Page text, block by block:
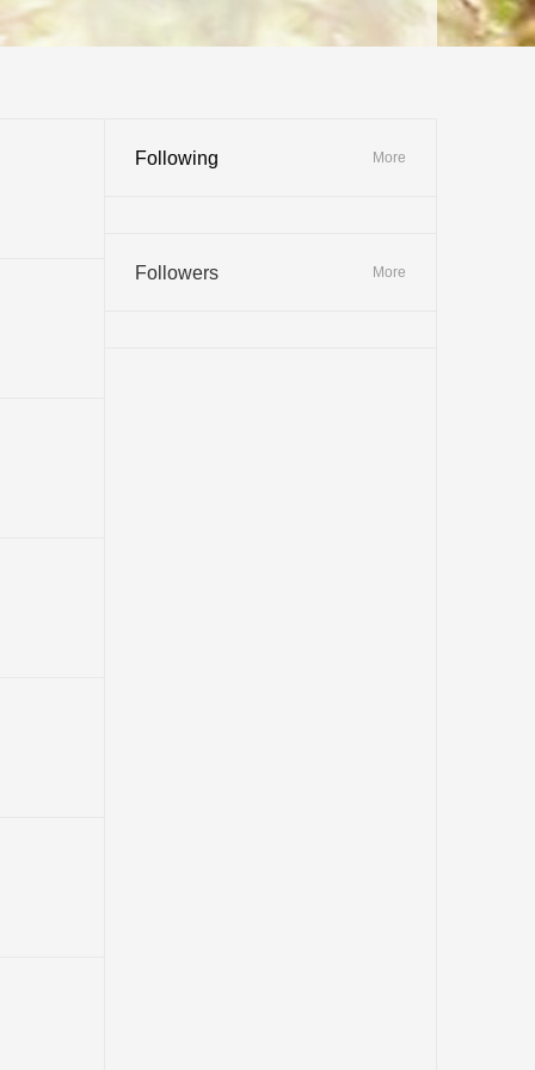
Following More
Followers More